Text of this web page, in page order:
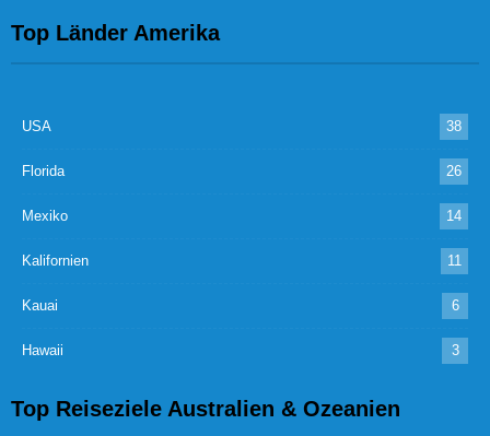
Top Länder Amerika
USA 38
Florida 26
Mexiko 14
Kalifornien 11
Kauai 6
Hawaii 3
Top Reiseziele Australien & Ozeanien